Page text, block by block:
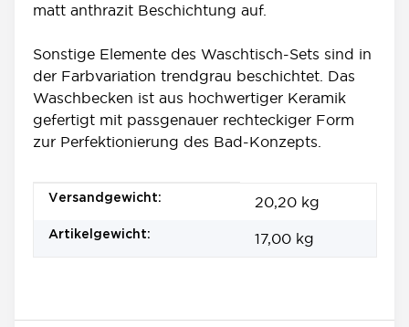
matt anthrazit Beschichtung auf.
Sonstige Elemente des Waschtisch-Sets sind in
der Farbvariation trendgrau beschichtet. Das
Waschbecken ist aus hochwertiger Keramik
gefertigt mit passgenauer rechteckiger Form
zur Perfektionierung des Bad-Konzepts.
Produkteigenschaft
Wert
Versandgewicht: 20,20 kg
Artikelgewicht: 17,00 kg